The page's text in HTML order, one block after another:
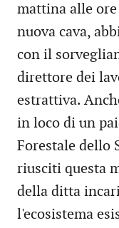
mattina alle
nuova cava,
con il
direttore dei
estrattiva.
in loco di un
Forestale dello
riusciti questa
della ditta
l'ecosistema